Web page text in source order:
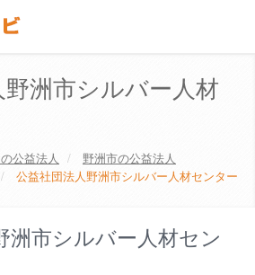
洲市シルバー人材
の公益法人 野洲市の公益法人
公益社団法人野洲市シルバー人材センター
洲市シルバー人材セン